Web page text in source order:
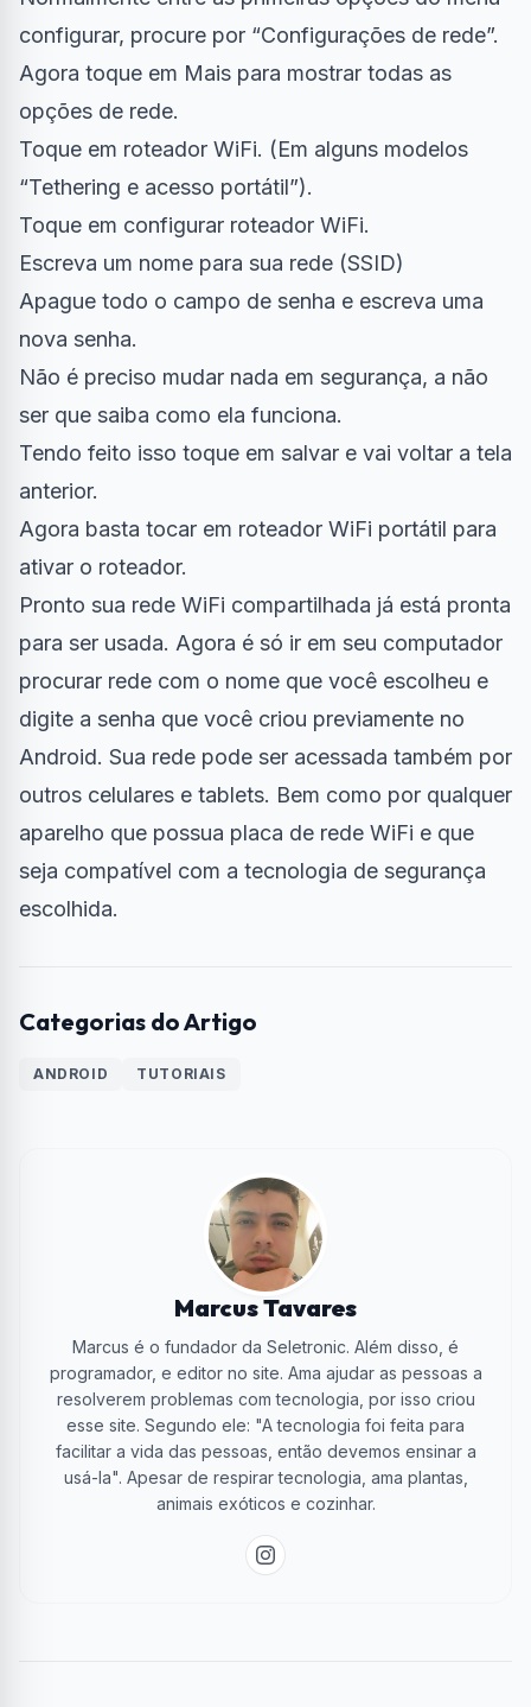
configurar, procure por “Configurações de rede”.
Agora toque em Mais para mostrar todas as
opções de rede.
Toque em roteador WiFi. (Em alguns modelos
“Tethering e acesso portátil”).
Toque em configurar roteador WiFi.
Escreva um nome para sua rede (SSID)
Apague todo o campo de senha e escreva uma
nova senha.
Não é preciso mudar nada em segurança, a não
ser que saiba como ela funciona.
Tendo feito isso toque em salvar e vai voltar a tela
anterior.
Agora basta tocar em roteador WiFi portátil para
ativar o roteador.
Pronto sua rede WiFi compartilhada já está pronta
para ser usada. Agora é só ir em seu computador
procurar rede com o nome que você escolheu e
digite a senha que você criou previamente no
Android. Sua rede pode ser acessada também por
outros celulares e tablets. Bem como por qualquer
aparelho que possua placa de rede WiFi e que
seja compatível com a tecnologia de segurança
escolhida.
Categorias do Artigo
ANDROID TUTORIAIS
Marcus Tavares
Marcus é o fundador da Seletronic. Além disso, é
programador, e editor no site. Ama ajudar as pessoas a
resolverem problemas com tecnologia, por isso criou
esse site. Segundo ele: "A tecnologia foi feita para
facilitar a vida das pessoas, então devemos ensinar a
usá-la". Apesar de respirar tecnologia, ama plantas,
animais exóticos e cozinhar.